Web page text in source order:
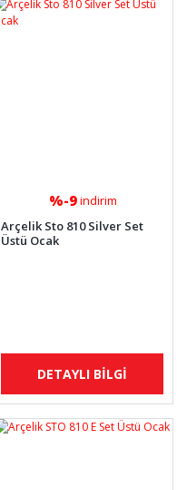
%-9indirim
Arçelik Sto 810 Silver Set
Üstü Ocak
DETAYLI BİLGİ